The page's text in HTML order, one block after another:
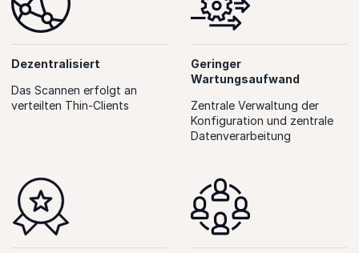
Dezentralisiert
Das Scannen erfolgt an
verteilten Thin-Clients
Geringer
Wartungsaufwand
Zentrale Verwaltung der
Konfiguration und zentrale
Datenverarbeitung